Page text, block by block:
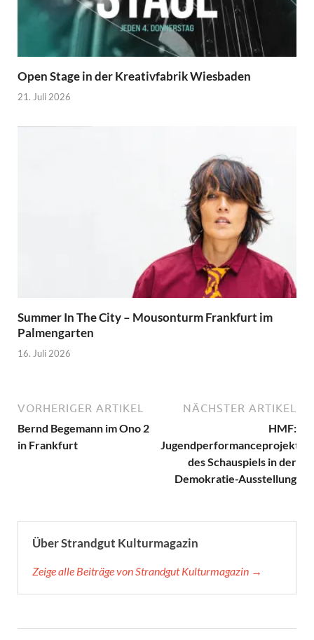
Open Stage in der Kreativfabrik Wiesbaden
21. Juli 2026
Summer In The City – Mousonturm Frankfurt im
Palmengarten
16. Juli 2026
VORHERIGER ARTIKEL
Bernd Begemann im Ono 2
in Frankfurt
NÄCHSTER ARTIKEL
HMF:
Jugendperformanceprojekt
des Schauspiels in der
Demokratie-Ausstellung
Über Strandgut Kulturmagazin
Zeige alle Beiträge von Strandgut Kulturmagazin →